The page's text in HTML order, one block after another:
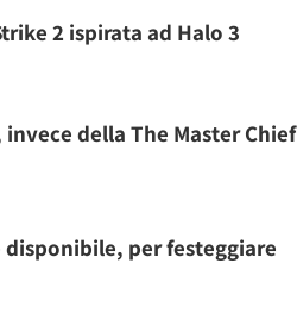
2 ispirata ad Halo 3
della The Master Chief
per festeggiare